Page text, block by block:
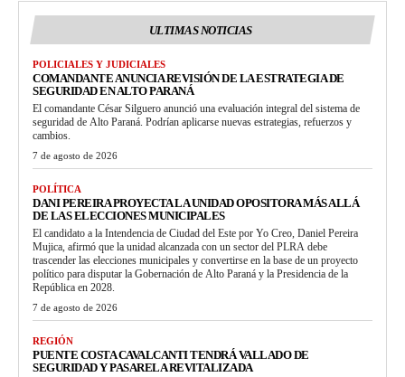
ULTIMAS NOTICIAS
POLICIALES Y JUDICIALES
COMANDANTE ANUNCIA REVISIÓN DE LA ESTRATEGIA DE
SEGURIDAD EN ALTO PARANÁ
El comandante César Silguero anunció una evaluación integral del sistema de
seguridad de Alto Paraná. Podrían aplicarse nuevas estrategias, refuerzos y
cambios.
7 de agosto de 2026
POLÍTICA
DANI PEREIRA PROYECTA LA UNIDAD OPOSITORA MÁS ALLÁ
DE LAS ELECCIONES MUNICIPALES
El candidato a la Intendencia de Ciudad del Este por Yo Creo, Daniel Pereira
Mujica, afirmó que la unidad alcanzada con un sector del PLRA debe
trascender las elecciones municipales y convertirse en la base de un proyecto
político para disputar la Gobernación de Alto Paraná y la Presidencia de la
República en 2028.
7 de agosto de 2026
REGIÓN
PUENTE COSTA CAVALCANTI TENDRÁ VALLADO DE
SEGURIDAD Y PASARELA REVITALIZADA